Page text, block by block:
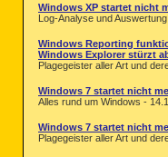
Windows XP startet nicht
Log-Analyse und
Windows Reporting
Windows Explorer stürzt
Plagegeister aller Art und
Windows 7 startet nicht
Alles rund um Windows -
Windows 7 startet nicht
Plagegeister aller Art und